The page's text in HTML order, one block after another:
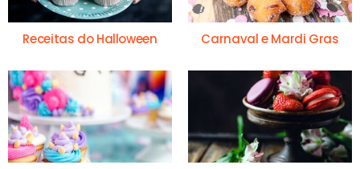
Receitas do Halloween Carnaval e Mardi Gras